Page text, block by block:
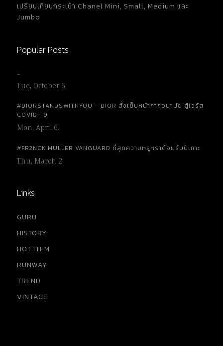
เปรียบเทียบกระเป๋า Chanel Mini, Small, Medium และ
Jumbo
Popular Posts
…
Tue, October 6.
#DIORSTANDSWITHYOU – DIOR สั่งเย็บหน้ากากอนามัย สู้ไวรัส
COVID-19
Mon, April 6.
#FR2NCK MULLER VANGUARD ที่สุดความหรูหราต้อนรับปีเถาะ
Thu, March 2.
Links
GURU
HISTORY
HOT ITEM
RUNWAY
TREND
VINTAGE